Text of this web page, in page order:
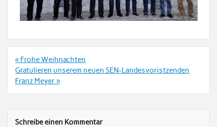
Beitrags-
Navigation
« Frohe Weihnachten
Gratulieren unserem neuen SEN-Landesvoristzenden
Franz Meyer »
Schreibe einen Kommentar